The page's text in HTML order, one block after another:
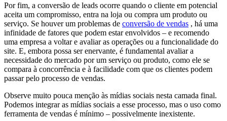
Por fim, a conversão de leads ocorre quando o cliente em potencial
aceita um compromisso, entra na loja ou compra um produto ou
serviço. Se houver um problemas de conversão de vendas , há uma
infinidade de fatores que podem estar envolvidos – e recomendo
uma empresa a voltar e avaliar as operações ou a funcionalidade do
site. E, embora possa ser enervante, é fundamental avaliar a
necessidade do mercado por um serviço ou produto, como ele se
compara à concorrência e à facilidade com que os clientes podem
passar pelo processo de vendas.
Observe muito pouca menção às mídias sociais nesta camada final.
Podemos integrar as mídias sociais a esse processo, mas o uso como
ferramenta de vendas é mínimo – possivelmente inexistente.